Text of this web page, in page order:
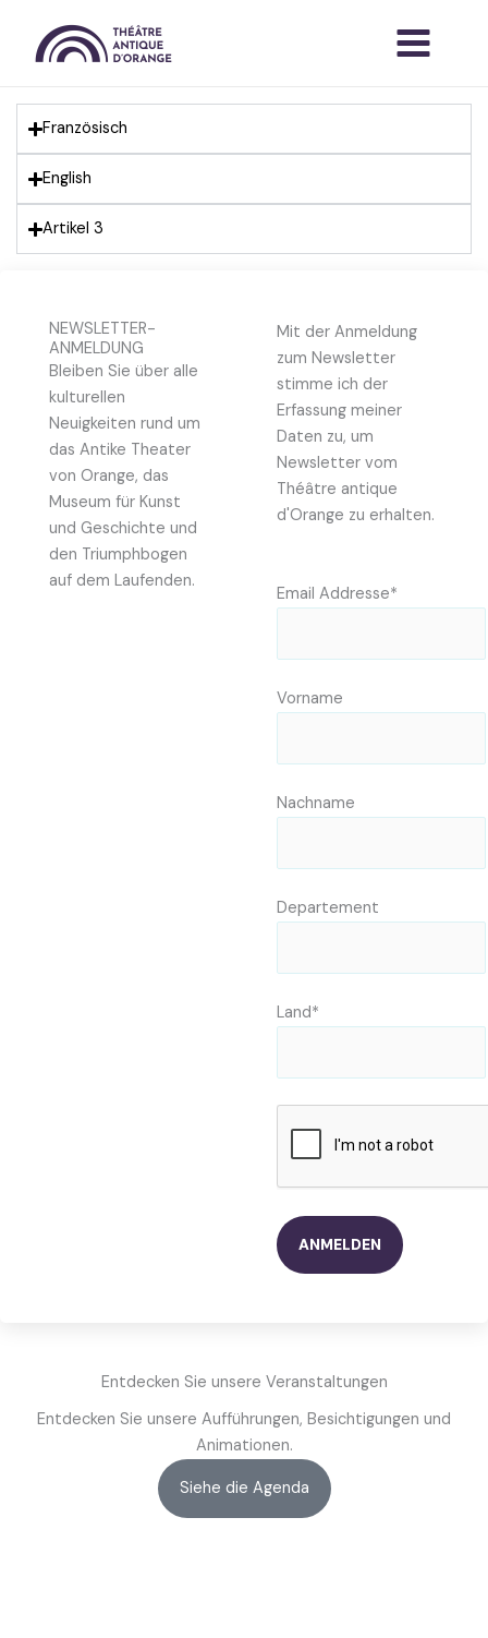
springen
Französisch
English
Artikel 3
NEWSLETTER-
ANMELDUNG
Bleiben Sie über alle
kulturellen
Neuigkeiten rund um
das Antike Theater
von Orange, das
Museum für Kunst
und Geschichte und
den Triumphbogen
auf dem Laufenden.
Mit der Anmeldung
zum Newsletter
stimme ich der
Erfassung meiner
Daten zu, um
Newsletter vom
Théâtre antique
d'Orange zu erhalten.
Email Addresse*
Vorname
Nachname
Departement
Land*
Entdecken Sie unsere Veranstaltungen
Entdecken Sie unsere Aufführungen, Besichtigungen und
Animationen.
Siehe die Agenda